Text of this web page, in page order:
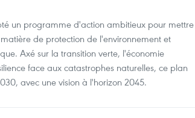
un programme d'action ambitieux pour mettre
de protection de l'environnement et
Axé sur la transition verte, l'économie
face aux catastrophes naturelles, ce plan
avec une vision à l'horizon 2045.